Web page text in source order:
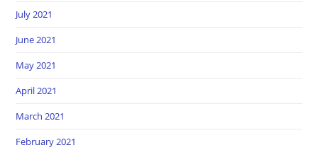
July 2021
June 2021
May 2021
April 2021
March 2021
February 2021